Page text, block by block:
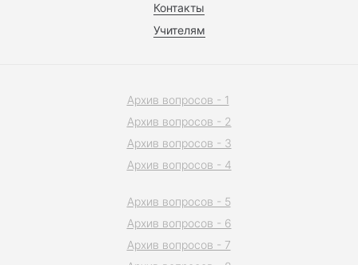
Контакты
Учителям
Архив вопросов - 1
Архив вопросов - 2
Архив вопросов - 3
Архив вопросов - 4
Архив вопросов - 5
Архив вопросов - 6
Архив вопросов - 7